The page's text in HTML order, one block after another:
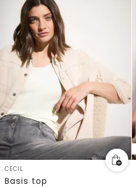
CECIL
Basis top